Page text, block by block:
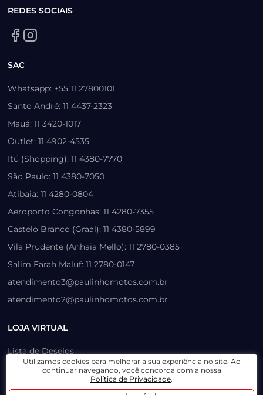
REDES SOCIAIS
SAC
Whatsapp: +55 11 27800101
Santo André: 11 4437-2323
Mauá: 11 3420-1017
Outlet: 11 4902-4535
Itú (Shopping): 11 4380-7770
São Paulo: 11 4380-7050
Atibaia: 11 4280-0804
Aeroporto Congonhas: 11 4280-7355
Castelo Branco (Graal): 11 4380-5899
Vila Prudente (Anhaia Mello): 11 2780-0385
Salim Farah Maluf: 11 2780-0147
atendimento3@paulinhomotos.com.br
atendimento2@paulinhomotos.com.br
LOJA VIRTUAL
Lista de Desejos
Prazo, Rastreio e Transporte
Dúvidas Frequentes / Produtos Outlet
Utilizamos cookies para melhorar a sua experiência no site. Ao
continuar navegando, você concorda com a nossa
Política de Privacidade.